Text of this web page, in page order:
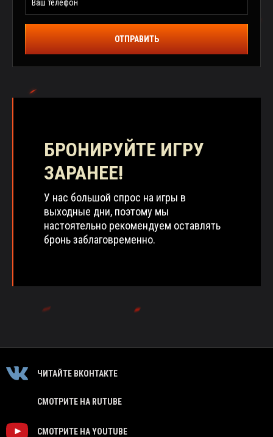
ОТПРАВИТЬ
БРОНИРУЙТЕ ИГРУ
ЗАРАНЕЕ!
У нас большой спрос на игры в
выходные дни, поэтому мы
настоятельно рекомендуем оставлять
бронь заблаговременно.
ЧИТАЙТЕ ВКОНТАКТЕ
СМОТРИТЕ НА RUTUBE
СМОТРИТЕ НА YOUTUBE